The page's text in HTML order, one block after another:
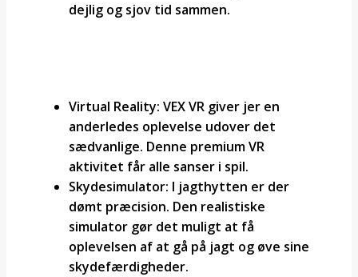
dejlig og sjov tid sammen.
Virtual Reality: VEX VR giver jer en
anderledes oplevelse udover det
sædvanlige. Denne premium VR
aktivitet får alle sanser i spil.
Skydesimulator: I jagthytten er der
dømt præcision. Den realistiske
simulator gør det muligt at få
oplevelsen af at gå på jagt og øve sine
skydefærdigheder.